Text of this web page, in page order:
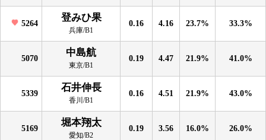
5264 登みひ果
兵庫/B1
0.16 4.16 23.7% 33.3%
5070 中島航
東京/B1
0.19 4.47 21.9% 41.0%
5339 石井伸長
香川/B1
0.16 4.51 21.9% 43.0%
5169 堀本翔太
愛知/B2
0.19 3.56 16.0% 26.0%